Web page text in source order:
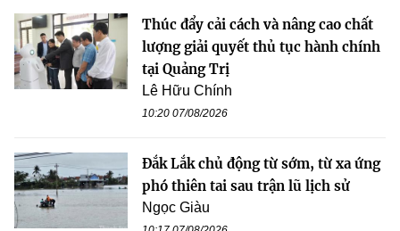
Thúc đẩy cải cách và nâng cao chất
lượng giải quyết thủ tục hành chính
tại Quảng Trị
Lê Hữu Chính
10:20 07/08/2026
Đắk Lắk chủ động từ sớm, từ xa ứng
phó thiên tai sau trận lũ lịch sử
Ngọc Giàu